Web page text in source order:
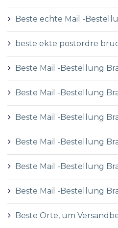
Beste echte Mail -
beste ekte postordre
Beste Mail -Bestellung
Beste Mail -Bestellung
Beste Mail -Bestellung
Beste Mail -Bestellung
Beste Mail -Bestellung
Beste Mail -Bestellung
Beste Orte, um